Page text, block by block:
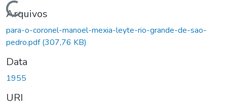
Carregando...
Arquivos
para-o-coronel-manoel-mexia-leyte-rio-grande-de-sao-
pedro.pdf(307,76 KB)
Data
1955
URI